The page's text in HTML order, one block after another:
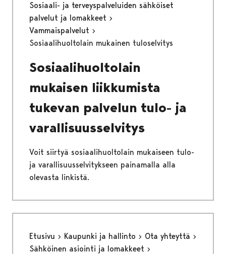
Sosiaali- ja terveyspalveluiden sähköiset
palvelut ja lomakkeet
Vammaispalvelut
Sosiaalihuoltolain mukainen tuloselvitys
Sosiaalihuoltolain
mukaisen liikkumista
tukevan palvelun tulo- ja
varallisuusselvitys
Voit siirtyä sosiaalihuoltolain mukaiseen tulo-
ja varallisuusselvitykseen painamalla alla
olevasta linkistä.
Etusivu Kaupunki ja hallinto
Ota yhteyttä
Sähköinen asiointi ja lomakkeet